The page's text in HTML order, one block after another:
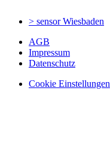
> sensorWiesbaden
AGB
Impressum
Datenschutz
Cookie Einstellungen